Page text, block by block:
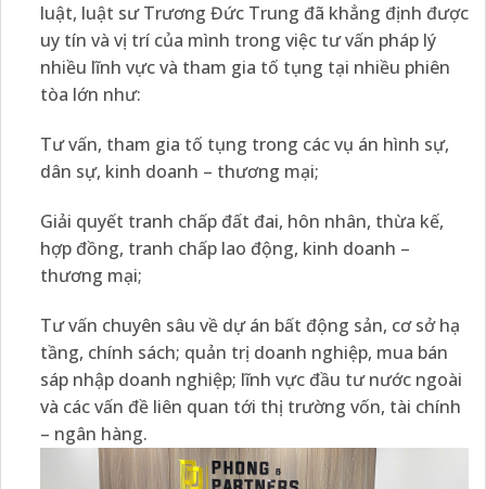
luật, luật sư Trương Đức Trung đã khẳng định được
uy tín và vị trí của mình trong việc tư vấn pháp lý
nhiều lĩnh vực và tham gia tố tụng tại nhiều phiên
tòa lớn như:
Tư vấn, tham gia tố tụng trong các vụ án hình sự,
dân sự, kinh doanh – thương mại;
Giải quyết tranh chấp đất đai, hôn nhân, thừa kế,
hợp đồng, tranh chấp lao động, kinh doanh –
thương mại;
Tư vấn chuyên sâu về dự án bất động sản, cơ sở hạ
tầng, chính sách; quản trị doanh nghiệp, mua bán
sáp nhập doanh nghiệp; lĩnh vực đầu tư nước ngoài
và các vấn đề liên quan tới thị trường vốn, tài chính
– ngân hàng.